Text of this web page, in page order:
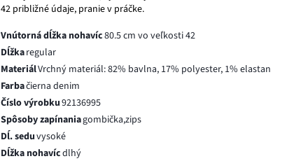
42 približné údaje, pranie v práčke.
Vnútorná dĺžka nohavíc80.5 cm vo veľkosti 42
Dĺžkaregular
MateriálVrchný materiál: 82% bavlna, 17% polyester, 1% elastan
Farbačierna denim
Číslo výrobku92136995
Spôsoby zapínaniagombička,zips
Dĺ. seduvysoké
Dĺžka nohavícdlhý